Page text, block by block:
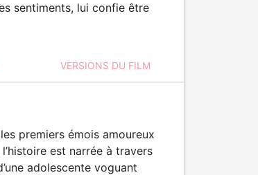
sentiments, lui confie être
VERSIONS DU FILM
premiers émois amoureux
est narrée à travers
adolescente voguant